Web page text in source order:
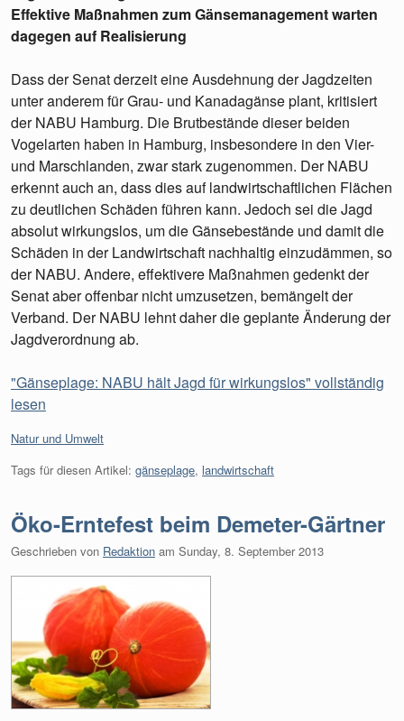
Effektive Maßnahmen zum Gänsemanagement warten
dagegen auf Realisierung
Dass der Senat derzeit eine Ausdehnung der Jagdzeiten
unter anderem für Grau- und Kanadagänse plant, kritisiert
der NABU Hamburg. Die Brutbestände dieser beiden
Vogelarten haben in Hamburg, insbesondere in den Vier-
und Marschlanden, zwar stark zugenommen. Der NABU
erkennt auch an, dass dies auf landwirtschaftlichen Flächen
zu deutlichen Schäden führen kann. Jedoch sei die Jagd
absolut wirkungslos, um die Gänsebestände und damit die
Schäden in der Landwirtschaft nachhaltig einzudämmen, so
der NABU. Andere, effektivere Maßnahmen gedenkt der
Senat aber offenbar nicht umzusetzen, bemängelt der
Verband. Der NABU lehnt daher die geplante Änderung der
Jagdverordnung ab.
"Gänseplage: NABU hält Jagd für wirkungslos" vollständig
lesen
Kategorien:
Natur und Umwelt
Tags für diesen Artikel: gänseplage, landwirtschaft
Öko-Erntefest beim Demeter-Gärtner
Geschrieben von Redaktion am Sunday, 8. September 2013